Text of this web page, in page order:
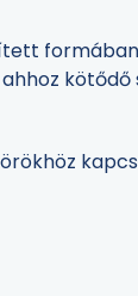
formában,